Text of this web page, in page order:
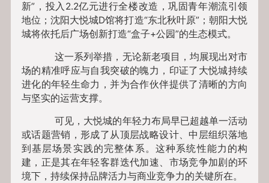
新”，投入2.2亿元进行全楼改造，巩固青年潮流引领
地位；沈阳大悦城D馆将打造“东北秋叶原”；朝阳大悦
城将依托后广场创新打造“盒子+公园”的生态模式。
这一系列举措，无论新老项目，均展现出对市
场的精准呼应与自我突破的魄力，印证了大悦城持续
进化的年轻生命力，并为合作伙伴提供了清晰的方向
与坚实的运营支撑。
可见，大悦城的年轻力布局早已超越单一活动
或话题营销，形成了从顶层战略设计、中层组织落地
到基层场景实践的完整体系。这种系统性能力的构
建，正是其在年轻客群迭代加速、市场竞争加剧的环
境下，持续保持品牌活力与商业竞争力的关键所在。